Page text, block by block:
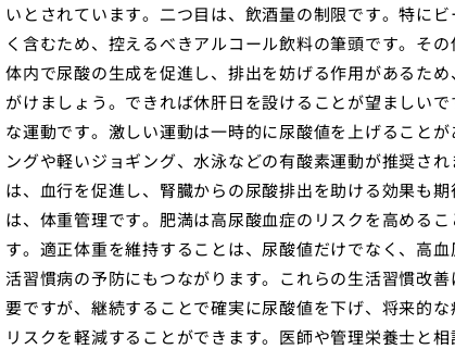
いとされています。二つ目は、飲酒量の制限です。特に
く含むため、控えるべきアルコール飲料の筆頭です。その
体内で尿酸の生成を促進し、排出を妨げる作用があるた
がけましょう。できれば休肝日を設けることが望ましい
な運動です。激しい運動は一時的に尿酸値を上げること
ングや軽いジョギング、水泳などの有酸素運動が推奨さ
は、血行を促進し、腎臓からの尿酸排出を助ける効果も
は、体重管理です。肥満は高尿酸血症のリスクを高める
す。適正体重を維持することは、尿酸値だけでなく、高
活習慣病の予防にもつながります。これらの生活習慣改
要ですが、継続することで確実に尿酸値を下げ、将来的
リスクを軽減することができます。医師や管理栄養士と